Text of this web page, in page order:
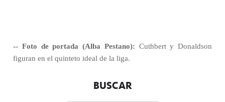
-- Foto de portada (Alba Pestano): Cuthbert y Donaldson
figuran en el quinteto ideal de la liga.
BUSCAR